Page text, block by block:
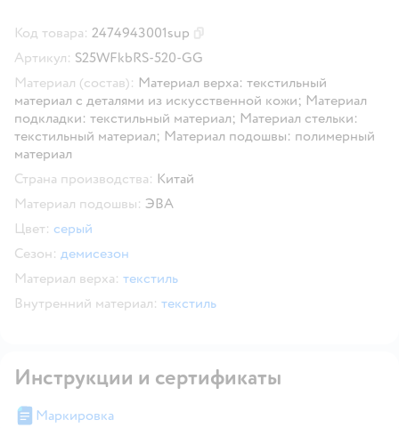
Код товара: 2474943001sup
Артикул: S25WFkbRS-520-GG
Материал (состав): Материал верха: текстильный
материал с деталями из искусственной кожи; Материал
подкладки: текстильный материал; Материал стельки:
текстильный материал; Материал подошвы: полимерный
материал
Страна производства: Китай
Материал подошвы: ЭВА
Цвет: серый
Сезон: демисезон
Материал верха: текстиль
Внутренний материал: текстиль
Инструкции и сертификаты
Маркировка